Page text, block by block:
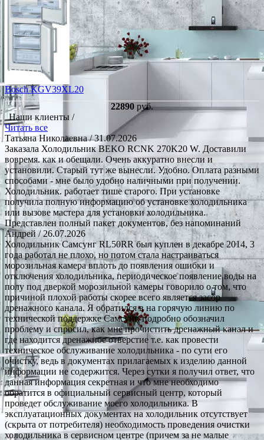
Bosch KGV39XL20
22890 руб.
Наши клиенты /
Читать все
Татьяна Николаевна/ 31.07.2026
Заказала Холодильник BEKO RCNK 270K20 W. Доставили
вовремя. как и обещали. Очень аккуратно внесли и
установили. Старый тут же вынесли. Удобно. Оплата разными
способами - мне было удобно наличными при получении.
Холодильник. работает тише старого. При установке
получила полную информацию об установке холодильника
или вызове мастера для установки холодильника.
Представлен полный пакет документов, без напоминаний
Андрей/ 26.07.2026
Холодильник Самсунг RL50RR был куплен в декабре 2014, 3
года работал не плохо, но потом стала настраиваться
морозильная камера вплоть до появления ошибки и
отключения холодильника, периодическое появление воды на
полу под дверкой морозильной камеры говорило о том, что
причиной плохой работы скорее всего является засор
дренажного канала. Я обратился в на горячую линию по
технической поддержке Самсунг, подробно обозначил
проблему и спросил, как мне прочистить дренажный канал и
где находится дренажное отверстие т.е. как провести
техническое обслуживание холодильника - по сути его
очистку, ведь в документах прилагаемых к изделию данной
информации не содержится. Через сутки я получил ответ, что
данная информация секретная и что мне необходимо
обратится в официальный сервисный центр, который
проведет обслуживание моего холодильника. В
эксплуатационных документах на холодильник отсутствует
(скрыта от потребителя) необходимость проведения очистки
холодильника в сервисном центре (причем за не малые